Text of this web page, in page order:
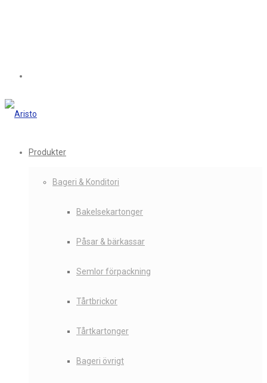
Produkter
Bageri & Konditori
Bakelsekartonger
Påsar & bärkassar
Semlor förpackning
Tårtbrickor
Tårtkartonger
Bageri övrigt